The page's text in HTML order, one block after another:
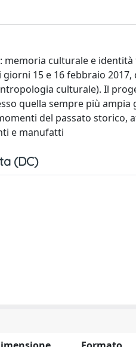
memoria culturale e
15 e 16 febbraio
culturale). Il
quella sempre più
del passato storico,
e manufatti
(DC)